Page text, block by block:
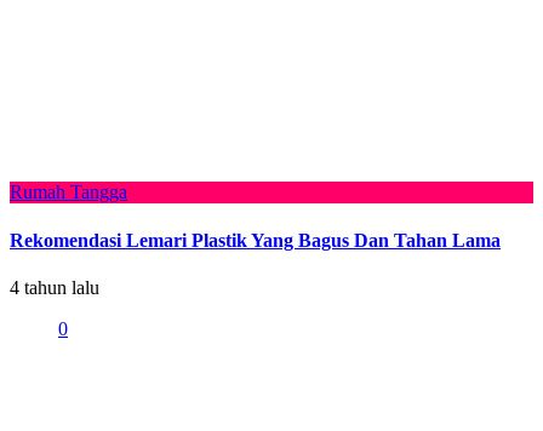
Rumah Tangga
Rekomendasi Lemari Plastik Yang Bagus Dan Tahan Lama
4 tahun lalu
0